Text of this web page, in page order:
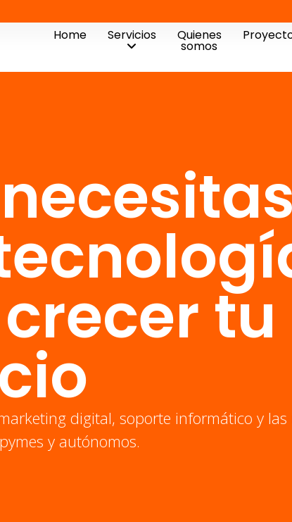
Home
Servicios Quienes
somos
tu
digital, soporte informático y
y autónomos.